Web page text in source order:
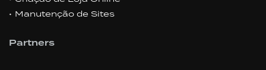
Manutenção de Sites
Partners